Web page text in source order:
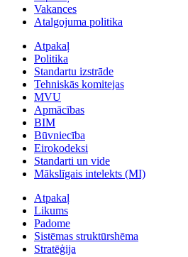
Vakances
Atalgojuma politika
Atpakaļ
Politika
Standartu izstrāde
Tehniskās komitejas
MVU
Apmācības
BIM
Būvniecība
Eirokodeksi
Standarti un vide
Mākslīgais intelekts (MI)
Atpakaļ
Likums
Padome
Sistēmas struktūrshēma
Stratēģija